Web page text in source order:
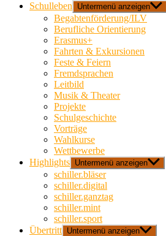
Schulleben
Untermenü anzeigen
Begabtenförderung/ILV
Berufliche Orientierung
Erasmus+
Fahrten & Exkursionen
Feste & Feiern
Fremdsprachen
Leitbild
Musik & Theater
Projekte
Schulgeschichte
Vorträge
Wahlkurse
Wettbewerbe
Highlights Untermenü anzeigen
schiller.bläser
schiller.digital
schiller.ganztag
schiller.mint
schiller.sport
Übertritt Untermenü anzeigen